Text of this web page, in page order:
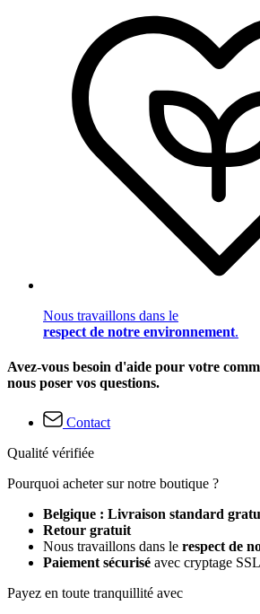
Nous travaillons dans le
respect de notre environnement.
Avez-vous besoin d'aide pour votre
nous poser vos questions.
Contact
Qualité vérifiée
Pourquoi acheter sur notre boutique ?
Belgique : Livraison standard
Retour gratuit
Nous travaillons dans le respect de
Paiement sécurisé avec cryptage SSL
Payez en toute tranquillité avec